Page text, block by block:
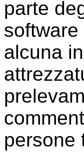
parte
alcuna
persone